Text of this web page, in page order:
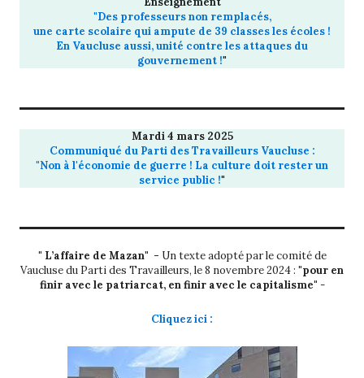
"Des professeurs non remplacés,
une carte scolaire qui ampute de 39 classes les écoles !
En Vaucluse aussi, unité contre les attaques du
gouvernement !"
Mardi 4 mars 2025
Communiqué du Parti des Travailleurs Vaucluse :
"Non à l'économie de guerre ! La culture doit rester un
service public !"
" L’affaire de Mazan" - Un texte adopté par le comité de
Vaucluse du Parti des Travailleurs, le 8 novembre 2024 : "pour en
finir avec le patriarcat, en finir avec le capitalisme" -
Cliquez ici :